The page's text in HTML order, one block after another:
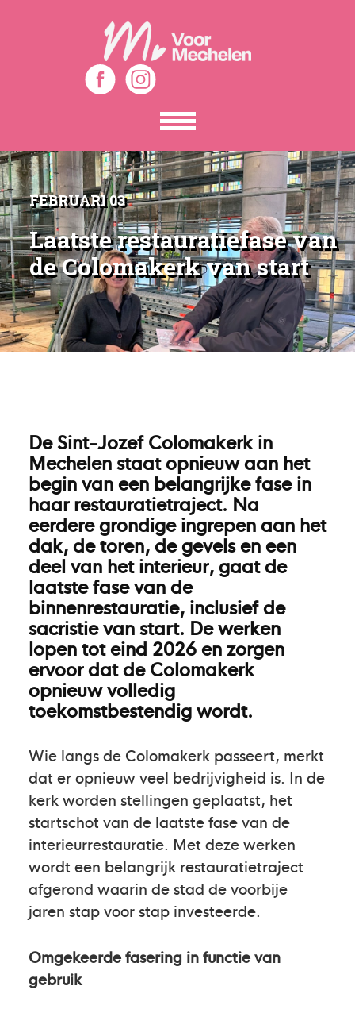
Toon
het
menu
FEBRUARI 03
Laatste restauratiefase van
de Colomakerk van start
De Sint-Jozef Colomakerk in
Mechelen staat opnieuw aan het
begin van een belangrijke fase in
haar restauratietraject. Na
eerdere grondige ingrepen aan het
dak, de toren, de gevels en een
deel van het interieur, gaat de
laatste fase van de
binnenrestauratie, inclusief de
sacristie van start. De werken
lopen tot eind 2026 en zorgen
ervoor dat de Colomakerk
opnieuw volledig
toekomstbestendig wordt.
Wie langs de Colomakerk passeert, merkt
dat er opnieuw veel bedrijvigheid is. In de
kerk worden stellingen geplaatst, het
startschot van de laatste fase van de
interieurrestauratie. Met deze werken
wordt een belangrijk restauratietraject
afgerond waarin de stad de voorbije
jaren stap voor stap investeerde.
Omgekeerde fasering in functie van
gebruik